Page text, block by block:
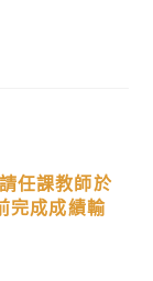
任課教師於
完成成績輸